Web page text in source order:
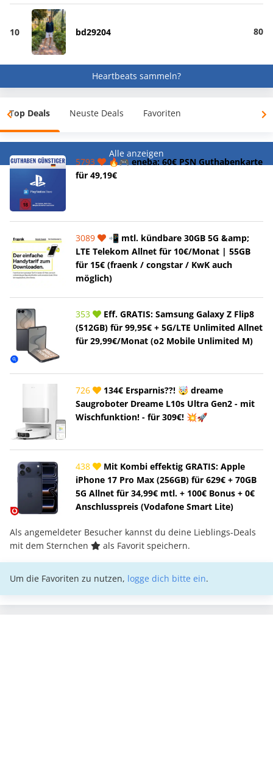
10 bd29204 80
Heartbeats sammeln?
Top Deals Neuste Deals Favoriten
Alle anzeigen
5793
🔥🎮 eneba: 60€ PSN Guthabenkarte
für 49,19€
3089
📲 mtl. kündbare 30GB 5G &amp;
LTE Telekom Allnet für 10€/Monat | 55GB
für 15€ (fraenk / congstar / KwK auch
möglich)
353
Eff. GRATIS: Samsung Galaxy Z Flip8
(512GB) für 99,95€ + 5G/LTE Unlimited Allnet
für 29,99€/Monat (o2 Mobile Unlimited M)
726
134€ Ersparnis??! 🤯 dreame
Saugroboter Dreame L10s Ultra Gen2 - mit
Wischfunktion! - für 309€! 💥🚀
438
Mit Kombi effektig GRATIS: Apple
iPhone 17 Pro Max (256GB) für 629€ + 70GB
5G Allnet für 34,99€ mtl. + 100€ Bonus + 0€
Anschlusspreis (Vodafone Smart Lite)
Als angemeldeter Besucher kannst du deine Lieblings-Deals
mit dem Sternchen
als Favorit speichern.
Um die Favoriten zu nutzen, logge dich bitte ein.